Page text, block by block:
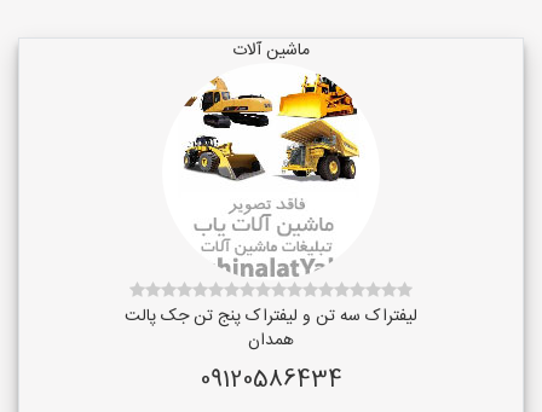
ماشین آلات
لیفتراک سه تن و لیفتراک پنج تن جک پالت
همدان
09120586434